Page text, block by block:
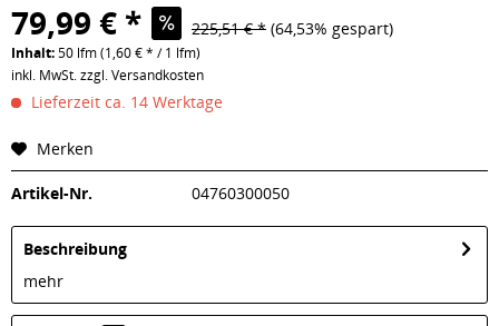
79,99 € * 225,51 € * (64,53% gespart)
Inhalt:50 lfm (1,60 € * / 1 lfm)
inkl. MwSt.zzgl. Versandkosten
Lieferzeit ca. 14 Werktage
Merken
Artikel-Nr. 04760300050
Beschreibung
mehr